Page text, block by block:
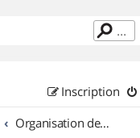
Inscription
Organisation de sorties en région Île de France